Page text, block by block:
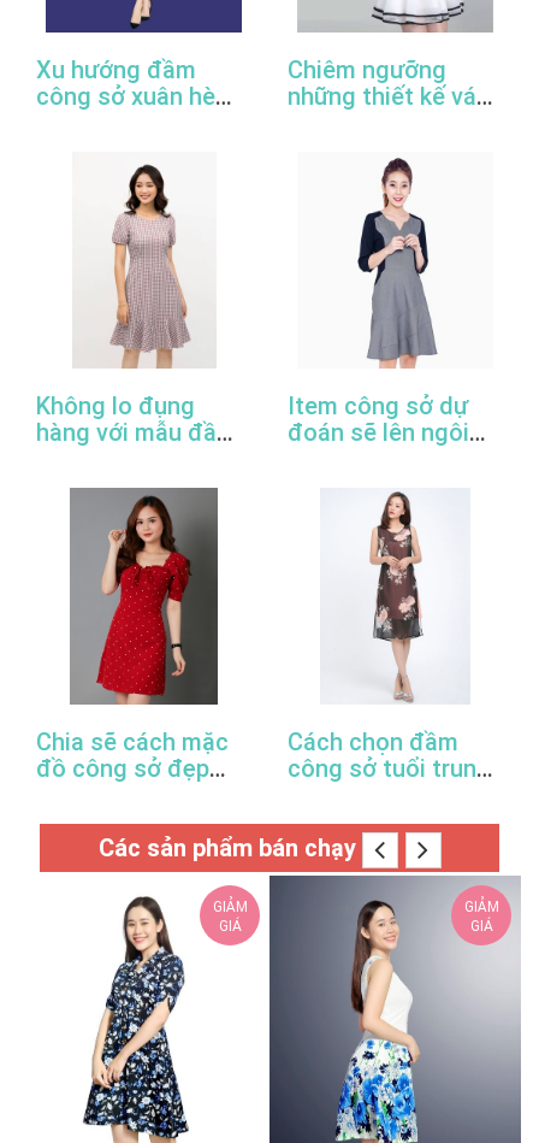
Xu hướng đầm
công sở xuân hè
Chiêm ngưỡng
những thiết kế váy
Không lo đụng
hàng với mẫu đầm
thanh lịch
Item công sở dự
đoán sẽ lên ngôi
Chia sẽ cách mặc
đồ công sở đẹp
này
Cách chọn đầm
công sở tuổi trung
Các sản phẩm bán chạy
GIẢM
GIÁ
GIẢM
GIÁ